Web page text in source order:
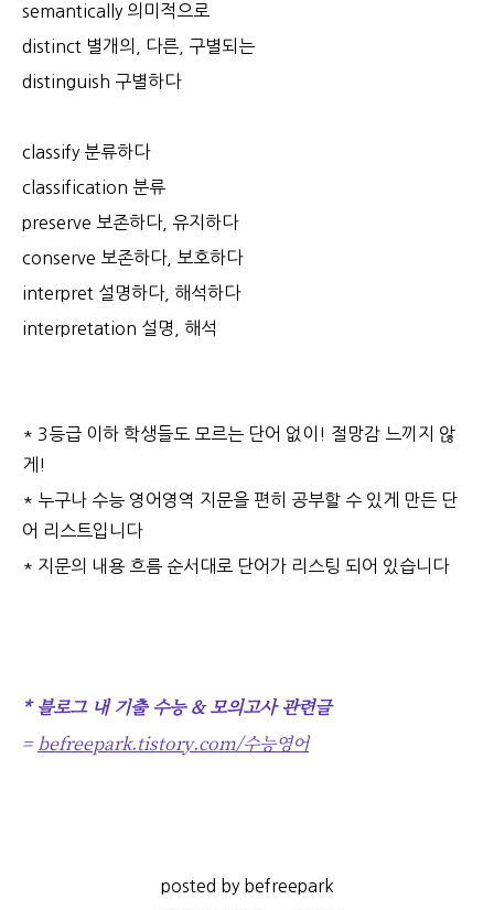
semantically 의미적으로
distinct 별개의, 다른, 구별되는
distinguish 구별하다
classify 분류하다
classification 분류
preserve 보존하다, 유지하다
conserve 보존하다, 보호하다
interpret 설명하다, 해석하다
interpretation 설명, 해석
* 3등급 이하 학생들도 모르는 단어 없이! 절망감 느끼지 않
게!
* 누구나 수능 영어영역 지문을 편히 공부할 수 있게 만든 단
어 리스트입니다
* 지문의 내용 흐름 순서대로 단어가 리스팅 되어 있습니다
* 블로그 내 기출 수능 & 모의고사 관련글
=befreepark.tistory.com/수능영어
posted by befreepark